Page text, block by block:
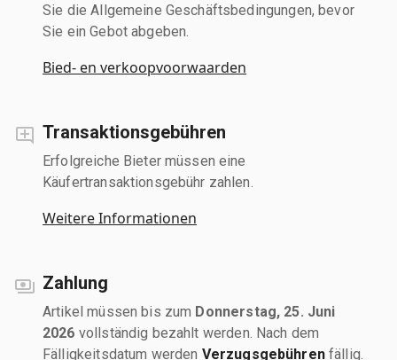
Sie die Allgemeine Geschäftsbedingungen, bevor
Sie ein Gebot abgeben.
Bied- en verkoopvoorwaarden
Transaktionsgebühren
Erfolgreiche Bieter müssen eine
Käufertransaktionsgebühr zahlen.
Weitere Informationen
Zahlung
Artikel müssen bis zum Donnerstag, 25. Juni
2026 vollständig bezahlt werden. Nach dem
Fälligkeitsdatum werden Verzugsgebührenfällig.